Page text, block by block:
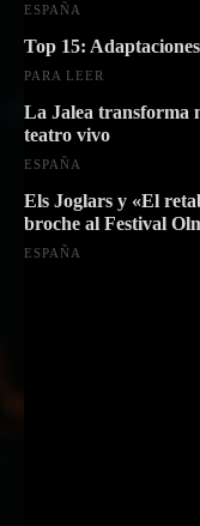
ESPAÑA
Top 15:
PARA LEER
La Jalea transforma
teatro vivo
ESPAÑA
Els Joglars y «El
broche al Festival
ESPAÑA